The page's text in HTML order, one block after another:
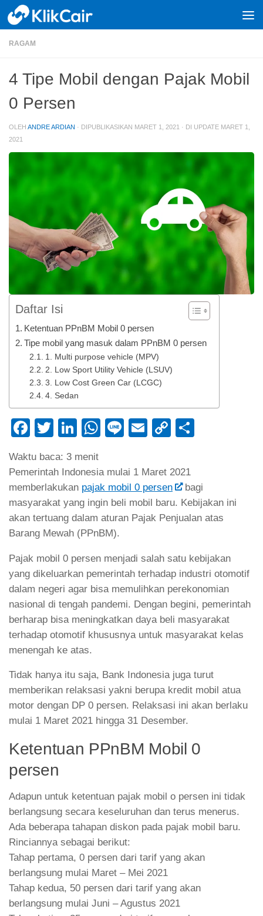
Skip to content
RAGAM
4 Tipe Mobil dengan Pajak Mobil
0 Persen
OLEH ANDRE ARDIAN · DIPUBLIKASIKAN MARET 1, 2021 · DI UPDATE MARET 1,
2021
Daftar Isi
Ketentuan PPnBM Mobil 0 persen
Tipe mobil yang masuk dalam PPnBM 0 persen
1. Multi purpose vehicle (MPV)
2. Low Sport Utility Vehicle (LSUV)
3. Low Cost Green Car (LCGC)
4. Sedan
Facebook
TwitterLinkedIn
WhatsApp
LineEmailCopy
Waktu baca: 3 menit
Pemerintah Indonesia mulai 1 Maret 2021
memberlakukan pajak mobil 0 persen
bagi
masyarakat yang ingin beli mobil baru. Kebijakan ini
akan tertuang dalam aturan Pajak Penjualan atas
Barang Mewah (PPnBM).
Pajak mobil 0 persen menjadi salah satu kebijakan
yang dikeluarkan pemerintah terhadap industri otomotif
dalam negeri agar bisa memulihkan perekonomian
nasional di tengah pandemi. Dengan begini, pemerintah
berharap bisa meningkatkan daya beli masyarakat
terhadap otomotif khususnya untuk masyarakat kelas
menengah ke atas.
Tidak hanya itu saja, Bank Indonesia juga turut
memberikan relaksasi yakni berupa kredit mobil atua
motor dengan DP 0 persen. Relaksasi ini akan berlaku
mulai 1 Maret 2021 hingga 31 Desember.
Ketentuan PPnBM Mobil 0
persen
Adapun untuk ketentuan pajak mobil o persen ini tidak
berlangsung secara keseluruhan dan terus menerus.
Ada beberapa tahapan diskon pada pajak mobil baru.
Rinciannya sebagai berikut:
Tahap pertama, 0 persen dari tarif yang akan
berlangsung mulai Maret – Mei 2021
Tahap kedua, 50 persen dari tarif yang akan
berlangsung mulai Juni – Agustus 2021